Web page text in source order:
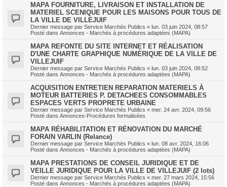
MAPA FOURNITURE, LIVRAISON ET INSTALLATION DE
MATERIEL SCENIQUE POUR LES MAISONS POUR TOUS DE
LA VILLE DE VILLEJUIF
Dernier message par Service Marchés Publics « lun. 03 juin 2024, 08:57
Posté dans Annonces - Marchés à procédures adaptées (MAPA)
MAPA REFONTE DU SITE INTERNET ET RÉALISATION
D'UNE CHARTE GRAPHIQUE NUMÉRIQUE DE LA VILLE DE
VILLEJUIF
Dernier message par Service Marchés Publics « lun. 03 juin 2024, 08:52
Posté dans Annonces - Marchés à procédures adaptées (MAPA)
ACQUISITION ENTRETIEN REPARATION MATERIELS À
MOTEUR BATTERIES P. DETACHEES CONSOMMABLES
ESPACES VERTS PROPRETE URBAINE
Dernier message par Service Marchés Publics « mer. 24 avr. 2024, 09:56
Posté dans Annonces-Procédures formalisées
MAPA RÉHABILITATION ET RÉNOVATION DU MARCHÉ
FORAIN VARLIN (Relance)
Dernier message par Service Marchés Publics « lun. 08 avr. 2024, 16:06
Posté dans Annonces - Marchés à procédures adaptées (MAPA)
MAPA PRESTATIONS DE CONSEIL JURIDIQUE ET DE
VEILLE JURIDIQUE POUR LA VILLE DE VILLEJUIF (2 lots)
Dernier message par Service Marchés Publics « mer. 27 mars 2024, 15:56
Posté dans Annonces - Marchés à procédures adaptées (MAPA)